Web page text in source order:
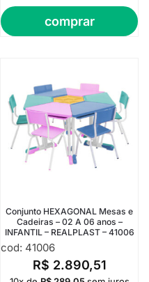
comprar
Conjunto HEXAGONAL Mesas e
Cadeiras – 02 A 06 anos –
INFANTIL – REALPLAST – 41006
cod: 41006
R$ 2.890,51